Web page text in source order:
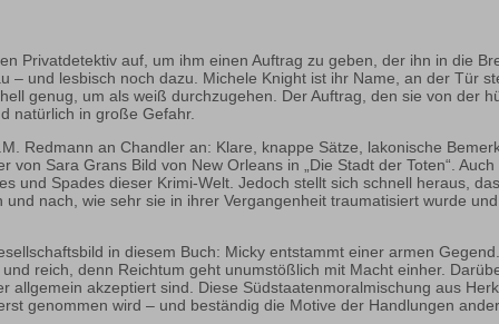
Privatdetektiv auf, um ihm einen Auftrag zu geben, der ihn in die
– und lesbisch noch dazu. Michele Knight ist ihr Name, an der Tür
genug, um als weiß durchzugehen. Der Auftrag, den sie von der
natürlich in große Gefahr.
Redmann an Chandler an: Klare, knappe Sätze, lakonische
von Sara Grans Bild von New Orleans in „Die Stadt der Toten“.
und Spades dieser Krimi-Welt. Jedoch stellt sich schnell heraus,
nach, wie sehr sie in ihrer Vergangenheit traumatisiert wurde
in diesem Buch: Micky entstammt einer armen
reich, denn Reichtum geht unumstößlich mit Macht einher.
akzeptiert sind. Diese Südstaatenmoralmischung aus
genommen wird – und beständig die Motive der Handlungen